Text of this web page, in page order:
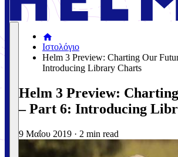
Ιστολόγιο
Helm 3 Preview: Charting Our
Introducing Library Charts
Helm 3 Preview:
– Part 6: Introducing
9 Μαΐου 2019 · 2 min read